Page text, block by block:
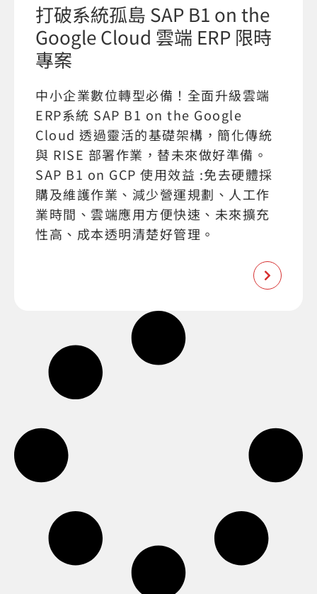
打破系統孤島 SAP B1 on the
Google Cloud 雲端 ERP 限時
專案
中小企業數位轉型必備！全面升級雲端
ERP系統 SAP B1 on the Google
Cloud 透過靈活的基礎架構，簡化傳統
與 RISE 部署作業，替未來做好準備。
SAP B1 on GCP 使用效益 :免去硬體採
購及維護作業、減少營運規劃、人工作
業時間、雲端應用方便快速、未來擴充
性高、成本透明清楚好管理。